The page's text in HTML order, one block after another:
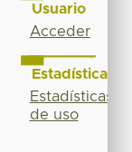
Usuario
Acceder
Estadísticas
Estadísticas
de uso